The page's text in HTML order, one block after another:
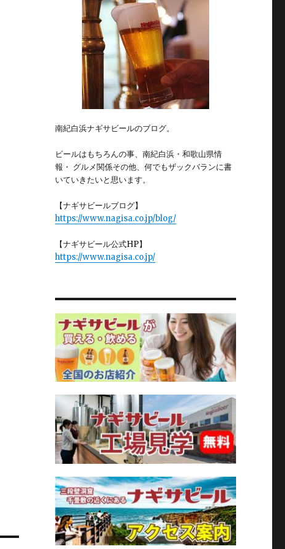
南紀白浜ナギサビールのブログ。
ビールはもちろんの事、南紀白浜・和歌山県情
報・ グルメ関係その他、何でもザックバランに書
いていきたいと思います。
【ナギサビールブログ】
https://www.nagisa.co.jp/blog/
【ナギサビール公式HP】
https://www.nagisa.co.jp/